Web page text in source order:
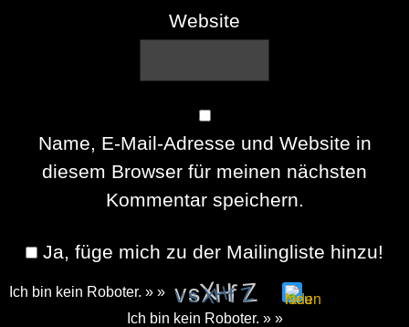
Website
Name, E-Mail-Adresse und Website in
diesem Browser für meinen nächsten
Kommentar speichern.
Ja, füge mich zu der Mailingliste hinzu!
Ich bin kein Roboter. » »
Ich bin kein Roboter. » »